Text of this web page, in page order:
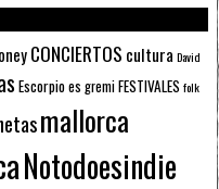
CONCIERTOS cultura David
Escorpioes gremiFESTIVALES folk
mallorca
Notodoesindie